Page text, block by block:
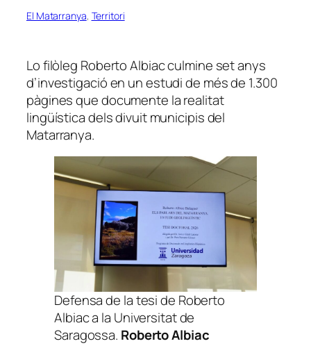
El Matarranya, Territori
Lo filòleg Roberto Albiac culmine set anys
d’investigació en un estudi de més de 1.300
pàgines que documente la realitat
lingüística dels divuit municipis del
Matarranya.
Defensa de la tesi de Roberto
Albiac a la Universitat de
Saragossa. Roberto Albiac